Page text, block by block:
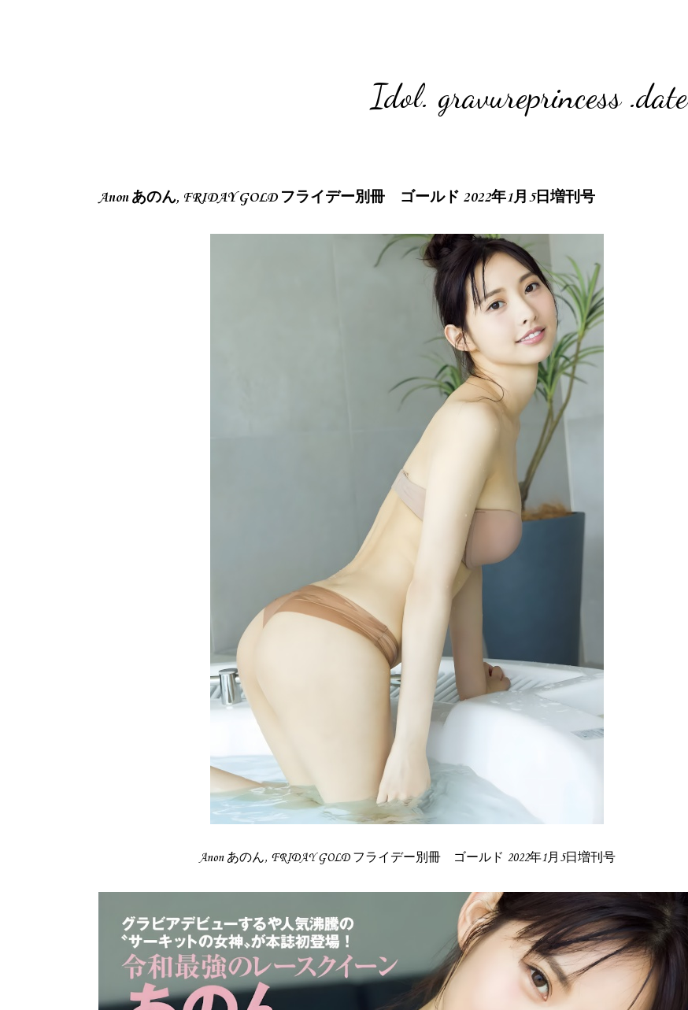
Idol. gravureprincess .date
Anon あのん, FRIDAY GOLD フライデー別冊 ゴールド 2022年1月5日増刊号
Anon あのん, FRIDAY GOLD フライデー別冊 ゴールド 2022年1月5日増刊号